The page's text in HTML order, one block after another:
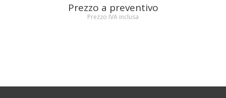
Prezzo a preventivo
Prezzo IVA inclusa